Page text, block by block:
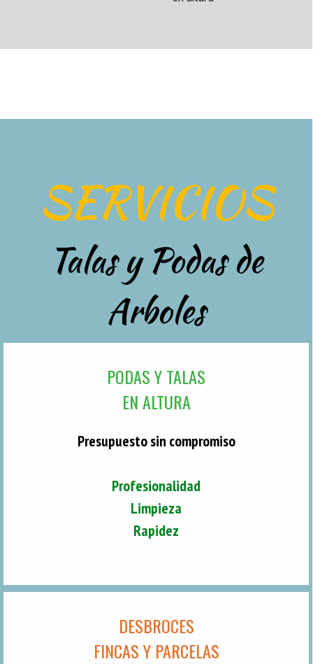
SERVICIOS
Talas y Podas de
Arboles
PODAS Y TALAS
EN ALTURA
Presupuesto sin compromiso
Profesionalidad
Limpieza
Rapidez
DESBROCES
FINCAS Y PARCELAS